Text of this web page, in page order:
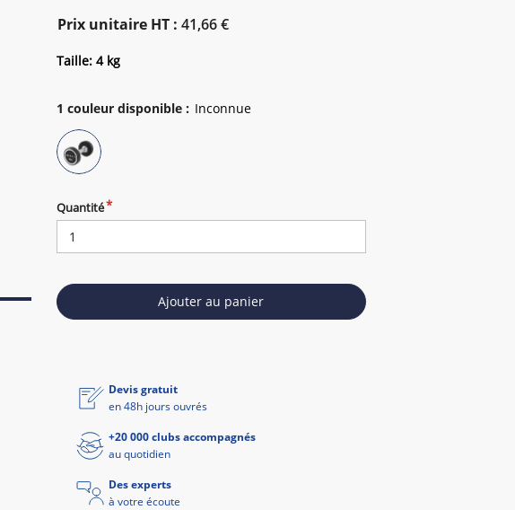
Prix unitaire HT : 41,66 €
Taille: 4 kg
1 couleur disponible:
Quantité
Ajouter au panier
Devis gratuit
en 48h jours ouvrés
+20 000 clubs accompagnés
au quotidien
Des experts
à votre écoute